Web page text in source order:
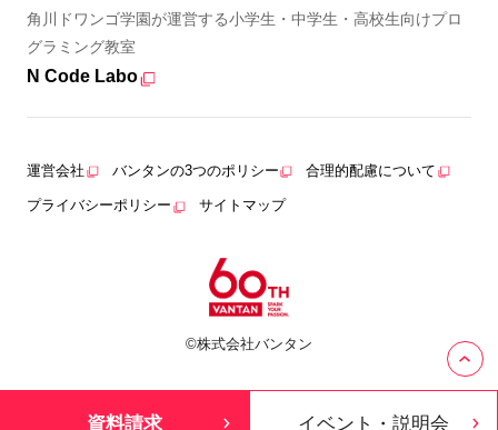
角川ドワンゴ学園が運営する小学生・中学生・高校生向けプロ
グラミング教室
N Code Labo
運営会社 バンタンの3つのポリシー 合理的配慮について
プライバシーポリシー サイトマップ
©株式会社バンタン
資料請求 イベント・説明会